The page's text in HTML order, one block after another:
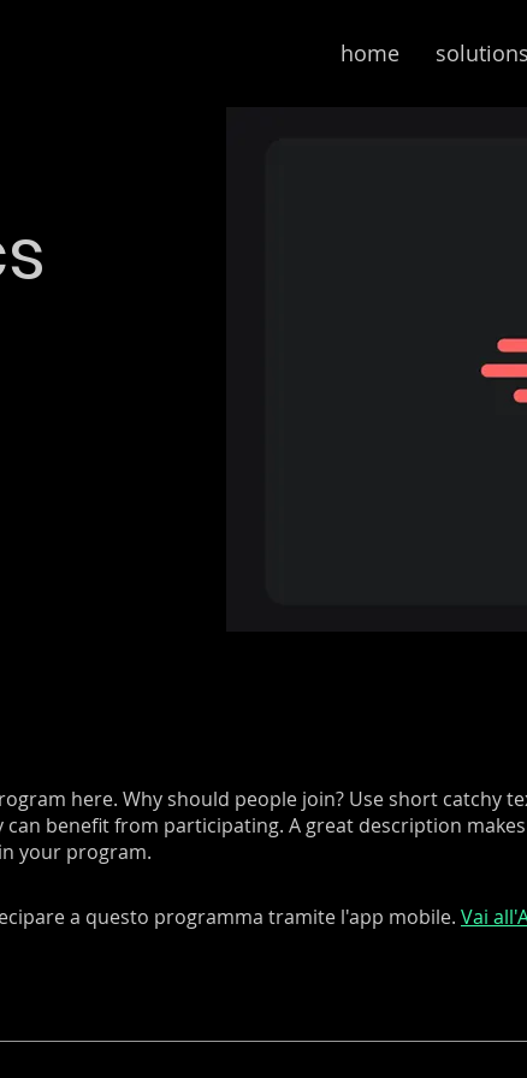
home solutions
here. Why should people join? Use short catchy
can benefit from participating. A great description
your program.
a questo programma tramite l'app mobile. Vai